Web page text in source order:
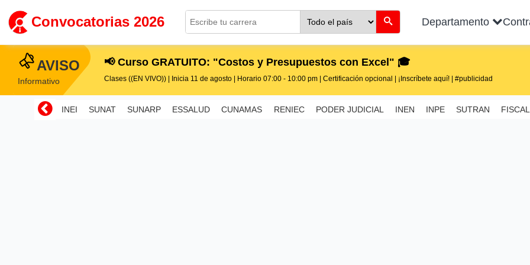
Convocatorias 2026 Departamento
AVISO
Informativo
📢 Curso GRATUITO: "Costos y Presupuestos con Excel" 🎓
Clases ((EN VIVO)) | Inicia 11 de agosto | Horario 07:00 - 10:00 pm | Certificación opcional | ¡Inscríbete aquí! | #publicidad
INEI SUNAT SUNARP ESSALUD CUNAMAS RENIEC PODER JUDICIAL INEN INPE SUTRAN